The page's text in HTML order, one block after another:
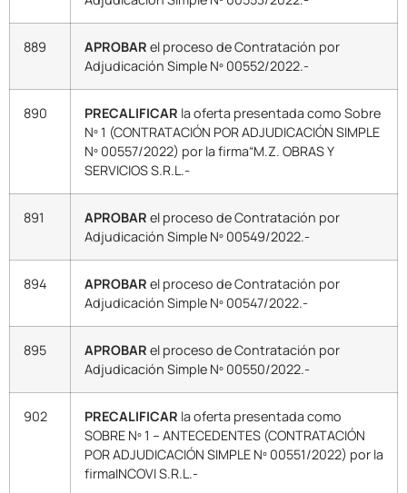
889 APROBAR el proceso de Contratación por
Adjudicación Simple Nº 00552/2022.-
890 PRECALIFICAR la oferta presentada como Sobre
Nº 1 (CONTRATACIÓN POR ADJUDICACIÓN SIMPLE
Nº 00557/2022) por la firma“M.Z. OBRAS Y
SERVICIOS S.R.L.-
891 APROBAR el proceso de Contratación por
Adjudicación Simple Nº 00549/2022.-
894 APROBAR el proceso de Contratación por
Adjudicación Simple Nº 00547/2022.-
895 APROBAR el proceso de Contratación por
Adjudicación Simple Nº 00550/2022.-
902 PRECALIFICAR la oferta presentada como
SOBRE Nº 1 – ANTECEDENTES (CONTRATACIÓN
POR ADJUDICACIÓN SIMPLE Nº 00551/2022) por la
firmaINCOVI S.R.L.-